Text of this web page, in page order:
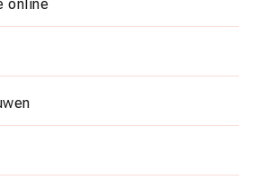
online